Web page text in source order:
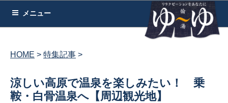
メニュー
HOME 特集記事
涼しい高原で温泉を楽しみたい！ 乗
鞍・白骨温泉へ【周辺観光地】